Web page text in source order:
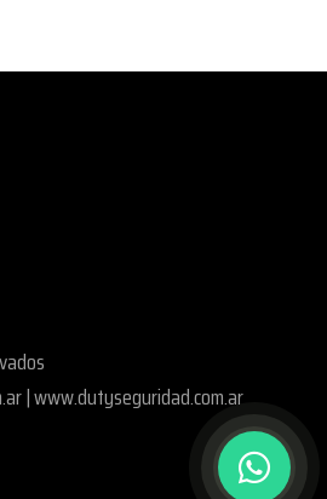
|www.dutyseguridad.com.ar